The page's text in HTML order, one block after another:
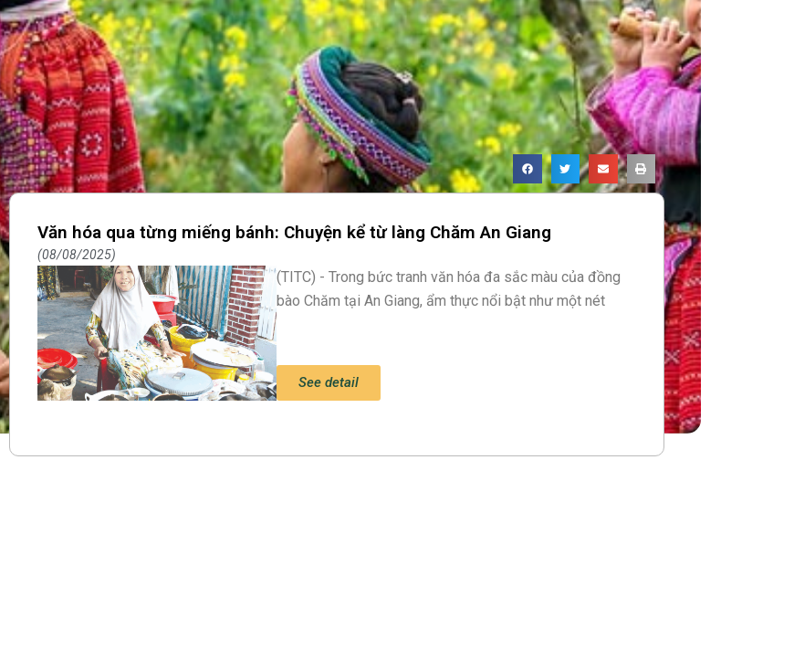
Văn hóa qua từng miếng bánh: Chuyện kể từ làng Chăm An Giang
08/08/2025
(TITC) - Trong bức tranh văn hóa đa sắc màu của đồng
bào Chăm tại An Giang, ẩm thực nổi bật như một nét
See detail